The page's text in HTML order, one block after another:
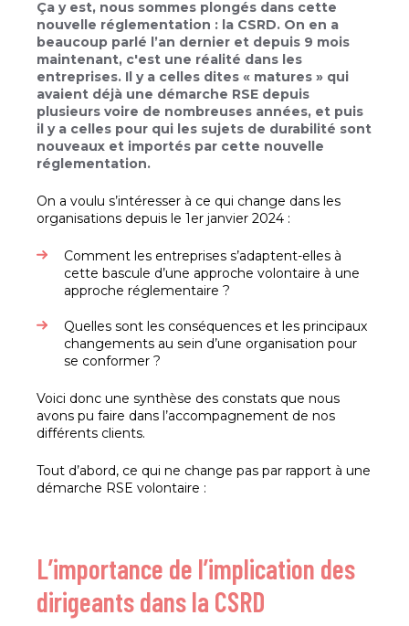
Ça y est, nous sommes plongés dans cette
nouvelle réglementation : la CSRD. On en a
beaucoup parlé l’an dernier et depuis 9 mois
maintenant, c'est une réalité dans les
entreprises. Il y a celles dites « matures » qui
avaient déjà une démarche RSE depuis
plusieurs voire de nombreuses années, et puis
il y a celles pour qui les sujets de durabilité sont
nouveaux et importés par cette nouvelle
réglementation.
On a voulu s’intéresser à ce qui change dans les
organisations depuis le 1er janvier 2024 :
Comment les entreprises s’adaptent-elles à
cette bascule d’une approche volontaire à une
approche réglementaire ?
Quelles sont les conséquences et les principaux
changements au sein d’une organisation pour
se conformer ?
Voici donc une synthèse des constats que nous
avons pu faire dans l’accompagnement de nos
différents clients.
Tout d’abord, ce qui ne change pas par rapport à une
démarche RSE volontaire :
L’importance de l’implication des
dirigeants dans la CSRD